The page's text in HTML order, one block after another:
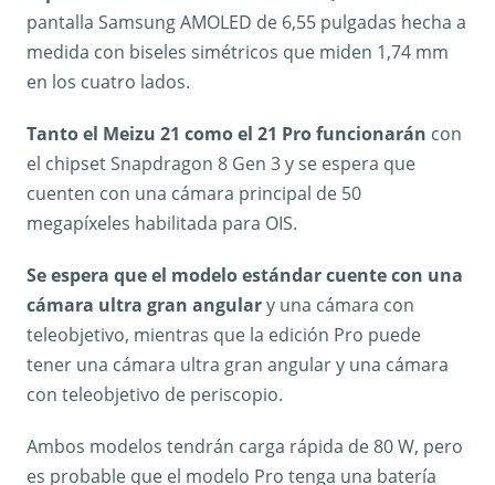
pantalla Samsung AMOLED de 6,55 pulgadas hecha a
medida con biseles simétricos que miden 1,74 mm
en los cuatro lados.
Tanto el Meizu 21 como el 21 Pro funcionarán con
el chipset Snapdragon 8 Gen 3 y se espera que
cuenten con una cámara principal de 50
megapíxeles habilitada para OIS.
Se espera que el modelo estándar cuente con una
cámara ultra gran angulary una cámara con
teleobjetivo, mientras que la edición Pro puede
tener una cámara ultra gran angular y una cámara
con teleobjetivo de periscopio.
Ambos modelos tendrán carga rápida de 80 W, pero
es probable que el modelo Pro tenga una batería